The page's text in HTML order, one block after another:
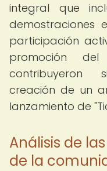
integral que
demostraciones
participación
promoción
contribuyeron
creación de un
lanzamiento de
Análisis de
de la